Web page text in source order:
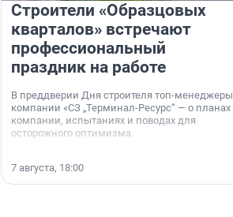
Строители «Образцовых
кварталов» встречают
профессиональный
праздник на работе
В преддверии Дня строителя топ-менеджеры
компании «СЗ „Терминал-Ресурс“ — о планах
компании, испытаниях и поводах для
осторожного оптимизма.
7 августа, 18:00